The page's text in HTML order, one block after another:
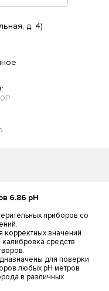
д. 4)
6.86 pH
приборов со
значений
средств
для поверки
любых pH метров
в различных